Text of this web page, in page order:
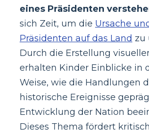
eines Präsidenten
sich Zeit, um die Ursache
Präsidenten auf das Land zu
Durch die Erstellung
erhalten Kinder Einblicke in
Weise, wie die Handlungen
historische Ereignisse
Entwicklung der Nation
Dieses Thema fördert